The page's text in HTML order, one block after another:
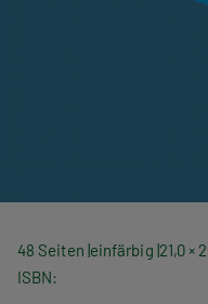
48 Seiten einfärbig 21,0 ×
ISBN